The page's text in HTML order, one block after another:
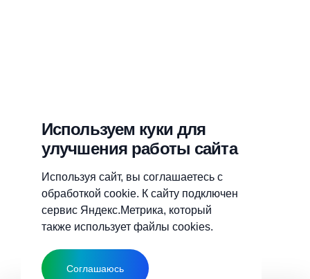
Используем куки для
улучшения работы сайта
Используя сайт, вы соглашаетесь с
обработкой cookie. К сайту подключен
сервис Яндекс.Метрика, который
также использует файлы cookies.
Соглашаюсь